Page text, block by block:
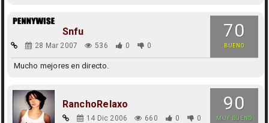
70
BUENO
Snfu
28 Mar 2007 536 0 0
Mucho mejores en directo.
90
MUY BUENO
RanchoRelaxo
14 Dic 2006 660 0 0